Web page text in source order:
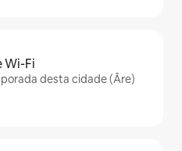
Wi-Fi
desta cidade (Åre)